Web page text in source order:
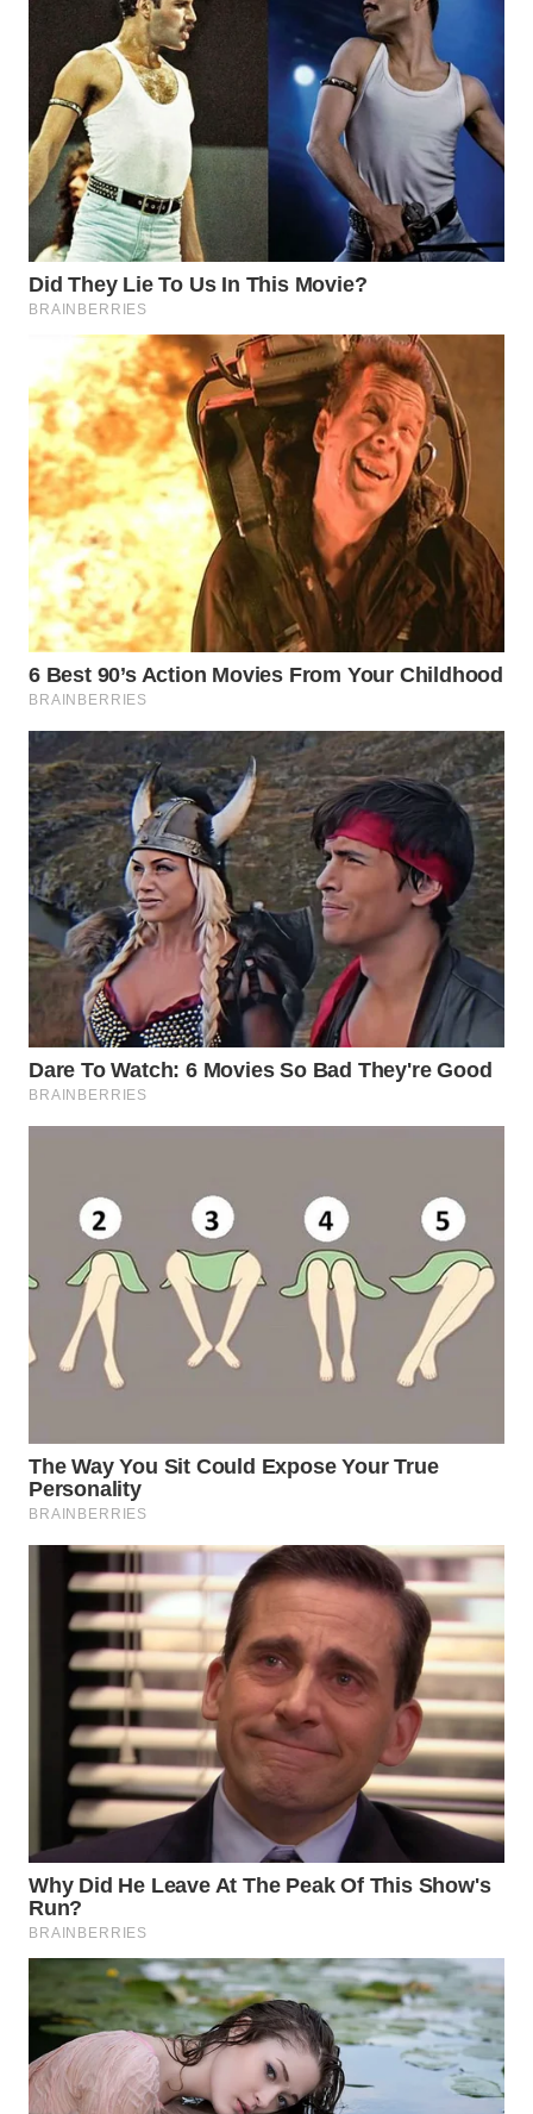
NATUNA
WN
BINTAN
WN
MANDALIKA
WN
WN
LABUANBAJO
WN
BORNEO
Wahana
Media
Group
WAHANA
NEWS
WAHANA
TANI
WAHANA
ADVOKAT
WAHANA
INFRASTRUKTUR
WAHANA
KONSUMEN
WAHANA
LISTRIK
WAHANA
TRAVEL
WAHANA
TV
WAHANANEWS
WAHANANEWS
CO ID
WAHANANEWS
NET
WAHANA
SPORT
WAHANA
UMKM
WAHANA
SELEB
WAHANA
PERSONA
WAHANA
OTOMOTIF
WAHANA
HEALTH